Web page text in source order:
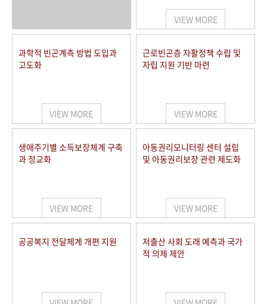
VIEW MORE
과학적 빈곤계측 방법 도입과
고도화
VIEW MORE
근로빈곤층 자활정책 수립 및
자립 지원 기반 마련
VIEW MORE
생애주기별 소득보장체계 구축
과 정교화
VIEW MORE
아동권리모니터링 센터 설립
및 아동권리보장 관련 제도화
VIEW MORE
공공복지 전달체계 개편 지원
저출산 사회 도래 예측과 국가
적 의제 제안